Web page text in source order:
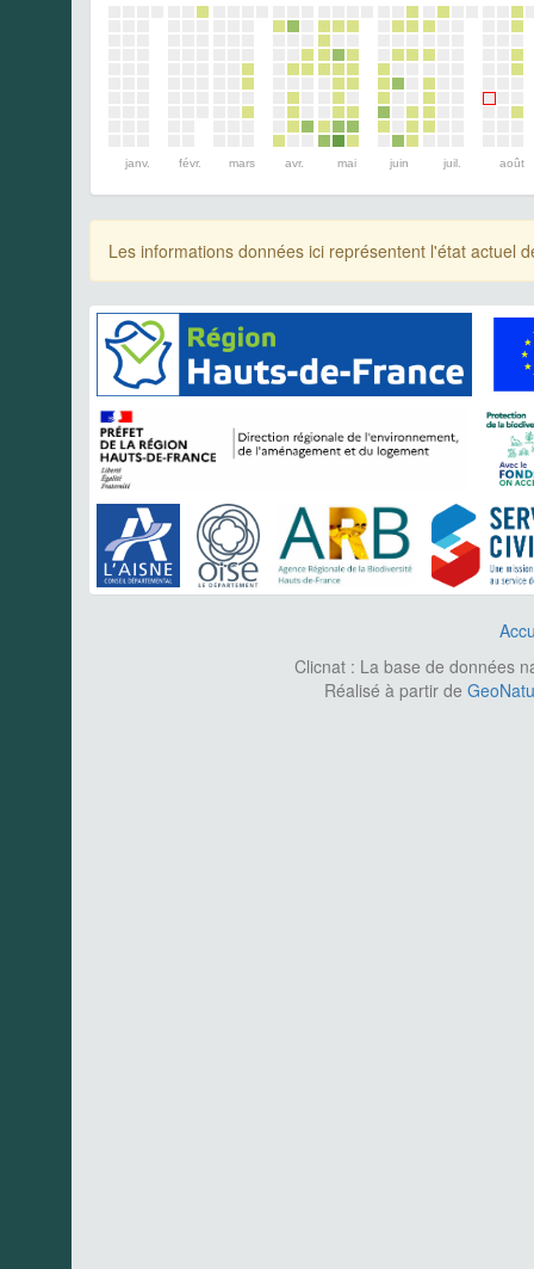
janv. févr. mars avr. mai juin juil. août
Les informations données ici représentent l'état actuel
Clicnat : La base de données
Réalisé à partir de